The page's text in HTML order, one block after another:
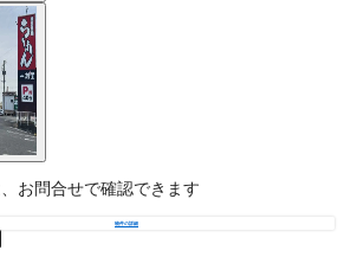
お問合せで確認できます
物件の詳細